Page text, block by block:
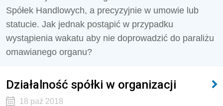
Spółek Handlowych, a precyzyjnie w umowie lub
statucie. Jak jednak postąpić w przypadku
wystąpienia wakatu aby nie doprowadzić do paraliżu
omawianego organu?
Działalność spółki w organizacji
18 paź 2018